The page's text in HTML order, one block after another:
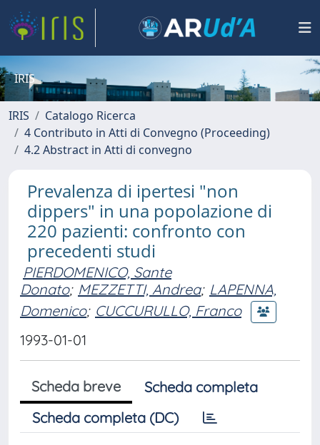
IRIS
IRIS
Catalogo Ricerca
4 Contributo in Atti di Convegno (Proceeding)
4.2 Abstract in Atti di convegno
Prevalenza di ipertesi "non
dippers" in una popolazione di
220 pazienti: confronto con
precedenti studi
PIERDOMENICO, Sante
Donato; MEZZETTI, Andrea; LAPENNA,
Domenico; CUCCURULLO, Franco
1993-01-01
Scheda breve
Scheda completa
Scheda completa (DC)